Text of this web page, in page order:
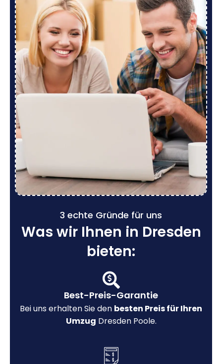
3 echte Gründe für uns
Was wir Ihnen in Dresden
bieten:
Best-Preis-Garantie
Bei uns erhalten Sie den besten Preis für Ihren
Umzug Dresden Poole.